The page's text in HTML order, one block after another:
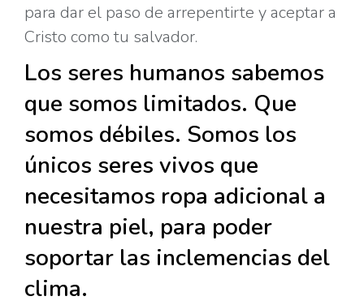
para dar el paso de arrepentirte y aceptar a
Cristo como tu salvador.
Los seres humanos sabemos
que somos limitados. Que
somos débiles. Somos los
únicos seres vivos que
necesitamos ropa adicional a
nuestra piel, para poder
soportar las inclemencias del
clima.